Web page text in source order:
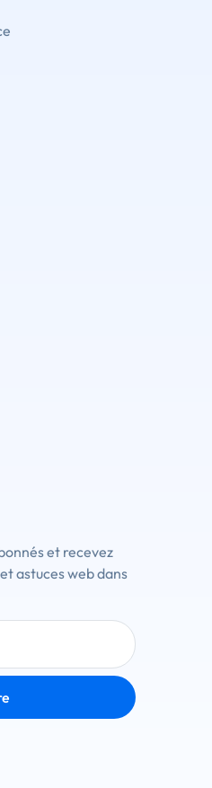
et recevez
astuces web dans